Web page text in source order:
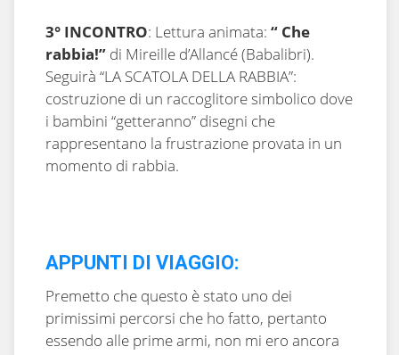
3° INCONTRO: Lettura animata: “ Che
rabbia!” di Mireille d’Allancé (Babalibri).
Seguirà “LA SCATOLA DELLA RABBIA”:
costruzione di un raccoglitore simbolico dove
i bambini “getteranno” disegni che
rappresentano la frustrazione provata in un
momento di rabbia.
APPUNTI DI VIAGGIO:
Premetto che questo è stato uno dei
primissimi percorsi che ho fatto, pertanto
essendo alle prime armi, non mi ero ancora